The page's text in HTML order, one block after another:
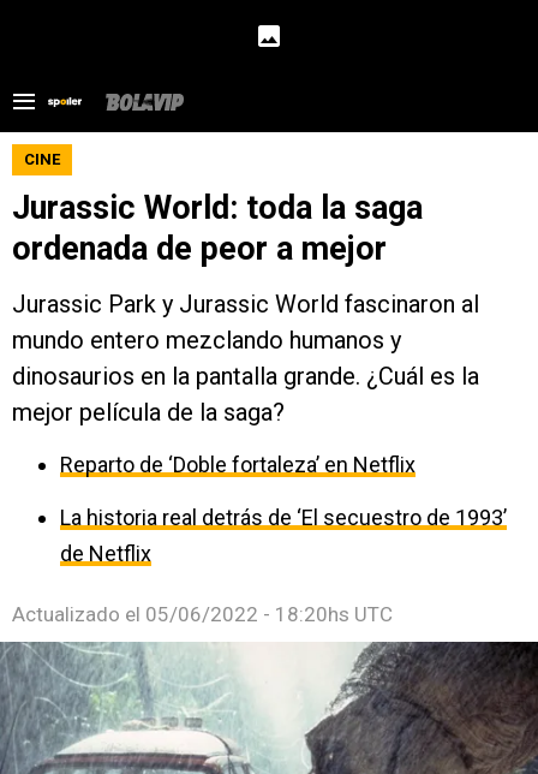
CINE
Jurassic World: toda la saga
ordenada de peor a mejor
Jurassic Park y Jurassic World fascinaron al
mundo entero mezclando humanos y
dinosaurios en la pantalla grande. ¿Cuál es la
mejor película de la saga?
Reparto de ‘Doble fortaleza’ en Netflix
La historia real detrás de ‘El secuestro de 1993’
de Netflix
Actualizado el 05/06/2022 - 18:20hs UTC